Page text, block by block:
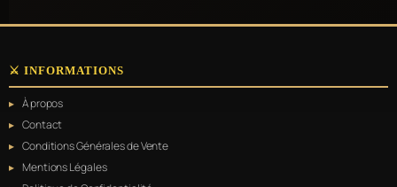
⚔️ INFORMATIONS
À propos
Contact
Conditions Générales de Vente
Mentions Légales